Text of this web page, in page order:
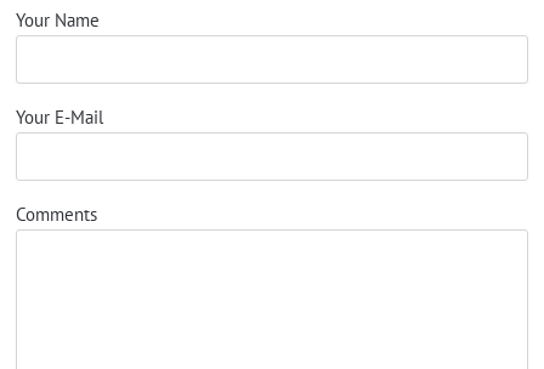
Your Name
Your E-Mail
Comments